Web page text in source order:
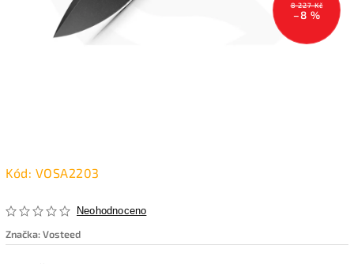
8 227 Kč
–8 %
Kód: VOSA2203
Neohodnoceno
Značka:Vosteed